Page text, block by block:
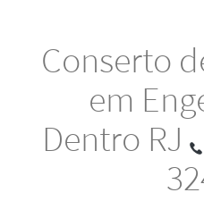
Conserto
em
Dentro RJ